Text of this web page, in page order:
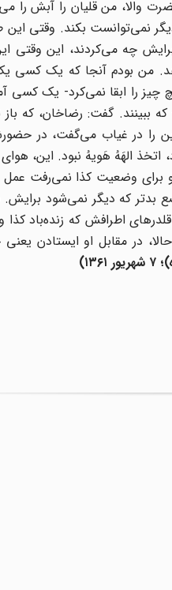
والا، من قلیان را آبش را
نمی‌توانست بکند. وقتی این
چه می‌کردند، این وقتی
من بودم آنجا که یک کسی
چیز را ابقا نمی‌کرد- یک کسی
گفت: رضاخان، که باز
را در غیاب می‌گفت، در
الهَهُ هَویهُ نبود. این،
و برای وضعیت کذا نمی‌رفت عمل
که دیگر نمی‌شود برایش.
اطرافش که زنده‌باد کذا و
در مقابل او ایستادن
۷ شهریور ۱۳۶۱)